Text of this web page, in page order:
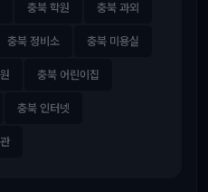
충북 학원 충북 과외
충북 정비소 충북 미용실
충북 어린이집
충북 인터넷